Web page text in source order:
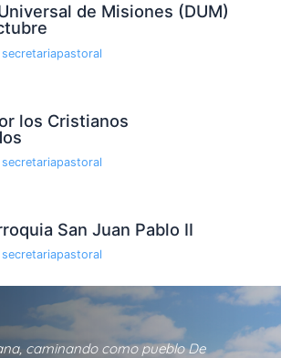
de Misiones (DUM)
secretariapastoral
los Cristianos
secretariapastoral
San Juan Pablo II
secretariapastoral
caminando como pueblo De